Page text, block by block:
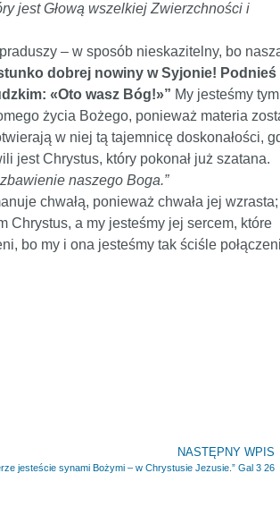
jest Głową wszelkiej Zwierzchności i
– w sposób nieskazitelny, bo
dobrej nowiny w Syjonie! Podnieś
«Oto wasz Bóg!»” My jesteśmy
życia Bożego, ponieważ materia
w niej tą tajemnicę doskonałości,
jest Chrystus, który pokonał już szatana.
naszego Boga.”
chwałą, ponieważ chwała jej wzrasta;
Chrystus, a my jesteśmy jej sercem, które
bo my i ona jesteśmy tak ściśle
NASTĘPNY WPIS
jesteście synami Bożymi – w Chrystusie Jezusie.” Gal 3 26